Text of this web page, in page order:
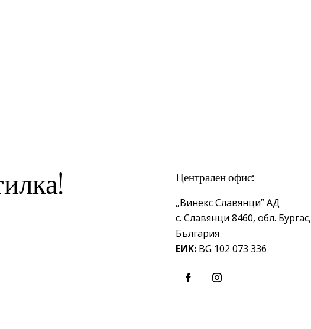
Централен офис:
„Винекс Славянци” АД
с.Славянци 8460,обл. Бургас,
България
ЕИК: BG 102 073 336